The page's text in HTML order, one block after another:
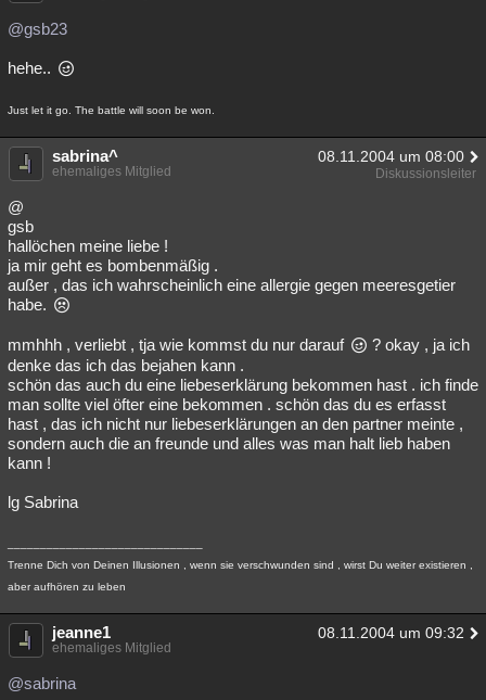
Besucht
Lesenswert
@gsb23
hehe..
Just let it go. The battle will soon be won.
sabrina^ 08.11.2004 um 08:00
ehemaliges Mitglied Diskussionsleiter
@
gsb
hallöchen meine liebe !
ja mir geht es bombenmäßig .
außer , das ich wahrscheinlich eine allergie gegen meeresgetier
habe.
mmhhh , verliebt , tja wie kommst du nur darauf
? okay , ja ich
denke das ich das bejahen kann .
schön das auch du eine liebeserklärung bekommen hast . ich finde
man sollte viel öfter eine bekommen . schön das du es erfasst
hast , das ich nicht nur liebeserklärungen an den partner meinte ,
sondern auch die an freunde und alles was man halt lieb haben
kann !
lg Sabrina
Trenne Dich von Deinen Illusionen , wenn sie verschwunden sind , wirst Du weiter existieren ,
aber aufhören zu leben
jeanne1 08.11.2004 um 09:32
ehemaliges Mitglied
@sabrina